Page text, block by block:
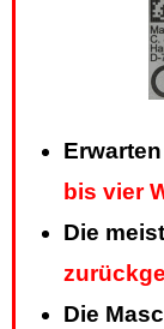
bis vier
Die
Die